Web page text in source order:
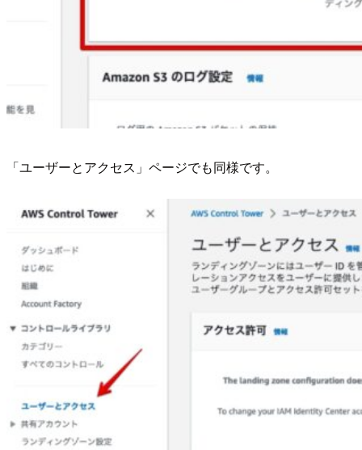
「ユーザーとアクセス」ページでも同様です。